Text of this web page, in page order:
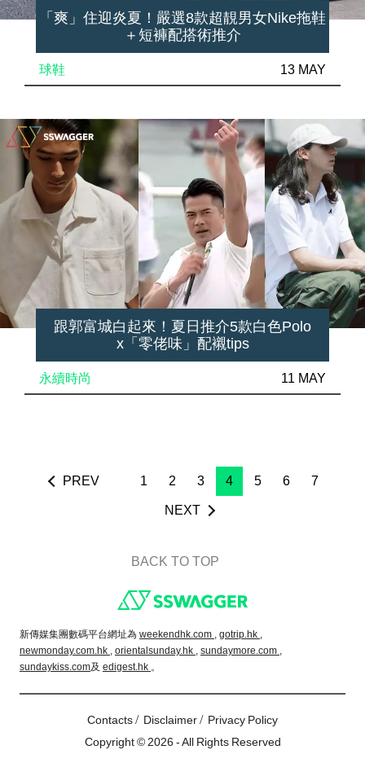
「爽」住迎炎夏！嚴選8款超靚男女Nike拖鞋
＋短褲配搭術推介
球鞋 13 MAY
跟郭富城白起來！夏日推介5款白色Polo
x「零佬味」配襯tips
永續時尚 11 MAY
PREV 1 2 3 4 5 6 7
NEXT
BACK TO TOP
新傳媒集團數碼平台網址為 weekendhk.com , gotrip.hk ,
newmonday.com.hk , orientalsunday.hk , sundaymore.com ,
sundaykiss.com及 edigest.hk 。
Contacts/ Disclaimer/ Privacy Policy
Copyright © 2026 - All Rights Reserved